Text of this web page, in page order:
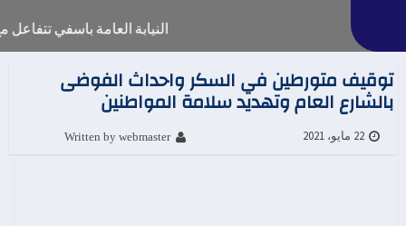
النيابة العامة باسفي
توقيف متورطين في السكر واحداث الفوضى
بالشارع العام وتهديد سلامة المواطنين
22 مايو، 2021 Written by webmaster